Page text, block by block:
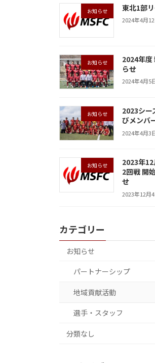
お知らせ 東北1部
2024年4月
お知らせ
2024年度
らせ
2024年4月5
お知らせ
2023シー
びメンバ
2024年4月3
お知らせ
2023年
2回戦 開
せ
2023年12月
カテゴリー
お知らせ
パートナーシップ
地域貢献活動
選手・スタッフ
分類なし